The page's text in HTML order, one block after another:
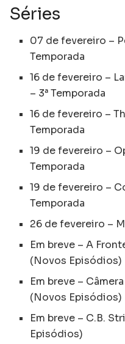
Séries
07 de fevereiro –
Temporada
16 de fevereiro –
– 3ª Temporada
16 de fevereiro –
Temporada
19 de fevereiro –
Temporada
19 de fevereiro –
Temporada
26 de fevereiro –
Em breve – A
(Novos Episódios)
Em breve –
(Novos Episódios)
Em breve – C.B.
Episódios)